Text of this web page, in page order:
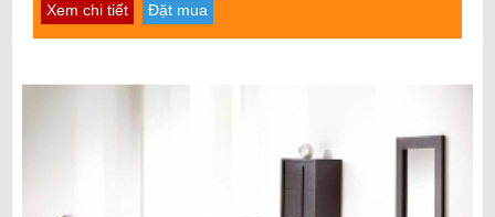
Xem chi tiết Đặt mua